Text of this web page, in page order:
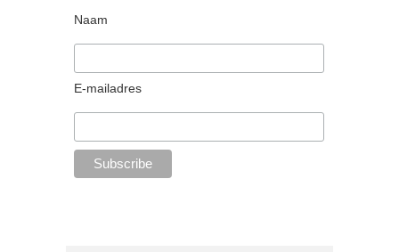
Naam
E-mailadres